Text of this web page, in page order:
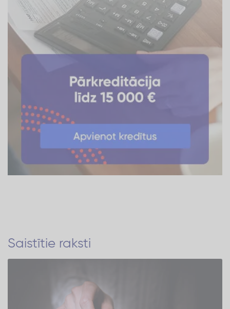
Saistītie raksti